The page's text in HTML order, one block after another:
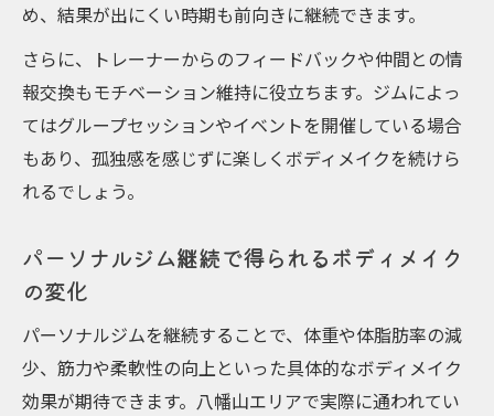
め、結果が出にくい時期も前向きに継続できます。
さらに、トレーナーからのフィードバックや仲間との情
報交換もモチベーション維持に役立ちます。ジムによっ
てはグループセッションやイベントを開催している場合
もあり、孤独感を感じずに楽しくボディメイクを続けら
れるでしょう。
パーソナルジム継続で得られるボディメイク
の変化
パーソナルジムを継続することで、体重や体脂肪率の減
少、筋力や柔軟性の向上といった具体的なボディメイク
効果が期待できます。八幡山エリアで実際に通われてい